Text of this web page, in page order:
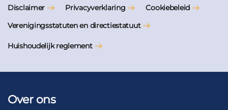
Disclaimer Privacyverklaring
Cookiebeleid
Verenigingsstatuten en directiestatuut
Huishoudelijk reglement
Over ons